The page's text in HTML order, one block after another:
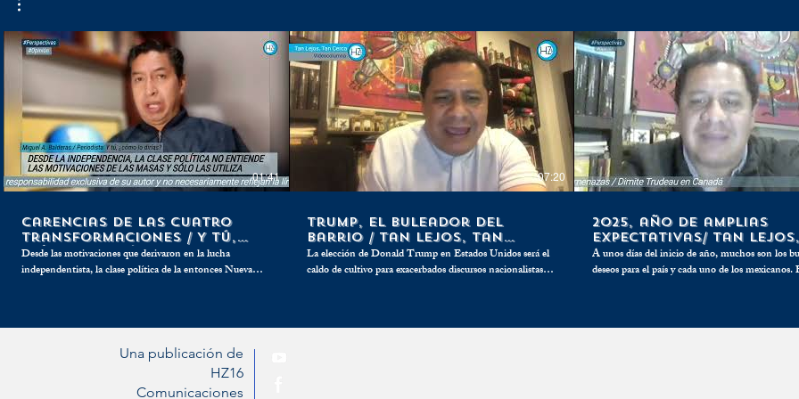
01:41
Carencias de las cuatro
transformaciones / Y tú,
¿cómo lo dirías?
Desde las motivaciones que derivaron en la lucha
independentista, la clase política de la entonces Nueva
07:20
Trump, el buleador del
barrio / Tan Lejos, Tan
Cerca
La elección de Donald Trump en Estados Unidos será el
caldo de cultivo para exacerbados discursos nacionalistas
2025, año de amplias
expectativas/ Tan
Cerca
A unos días del inicio de año, muchos son los
deseos para el país y cada uno de los mexicanos.
Una publicación de
HZ16
Comunicaciones